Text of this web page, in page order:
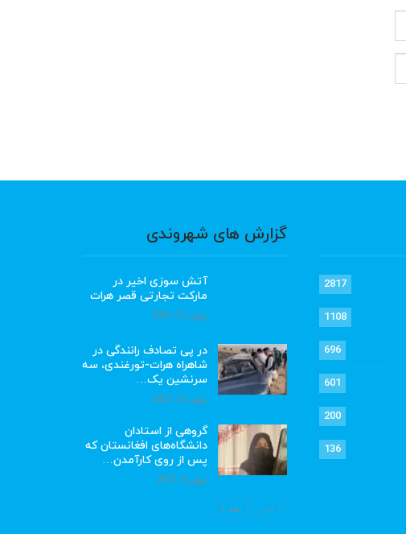
2817
1108
696
601
200
136
گزارش های شهروندی
آتش سوزی اخیر در
مارکت تجارتی قصر هرات
ژوئن 22, 2023
در پی تصادف رانندگی در
شاهراه هرات-تورغندی، سه
سرنشین یک…
ژوئن 15, 2023
گروهی از استادان
دانشگاه‌های افغانستان که
پس از روی کارآمدن…
ژوئن 6, 2023
قبلی بعد